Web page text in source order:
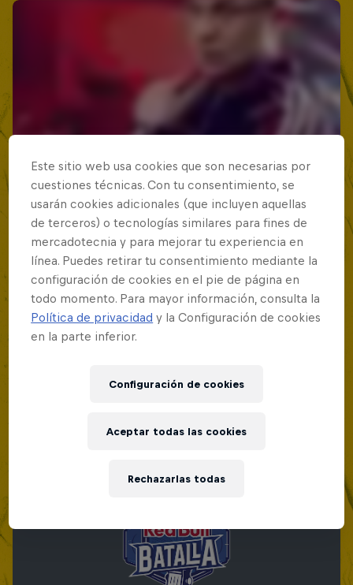
Este sitio web usa cookies que son necesarias por
cuestiones técnicas. Con tu consentimiento, se
usarán cookies adicionales (que incluyen aquellas
de terceros) o tecnologías similares para fines de
mercadotecnia y para mejorar tu experiencia en
línea. Puedes retirar tu consentimiento mediante la
configuración de cookies en el pie de página en
todo momento. Para mayor información, consulta la
Política de privacidad y la Configuración de cookies
en la parte inferior.
Configuración de cookies
Rechazarlas todas
Aceptar todas las cookies